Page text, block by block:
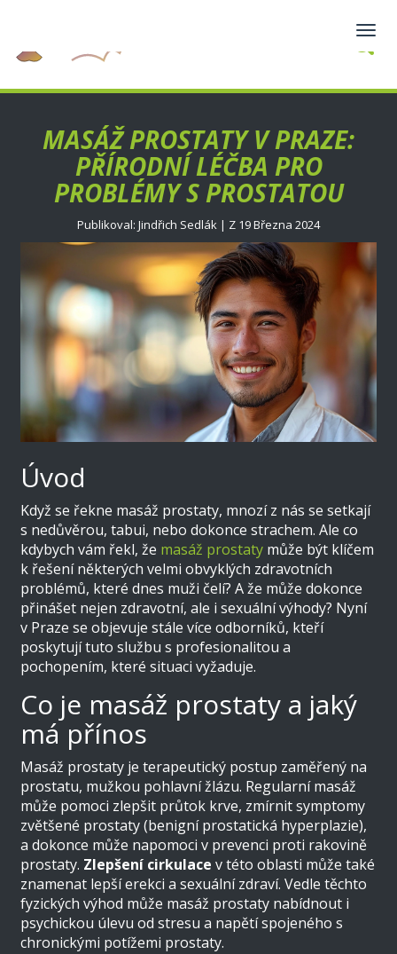
MASÁŽ PROSTATY V PRAZE:
PŘÍRODNÍ LÉČBA PRO
PROBLÉMY S PROSTATOU
Publikoval: Jindřich Sedlák | Z 19 Března 2024
Úvod
Když se řekne masáž prostaty, mnozí z nás se setkají
s nedůvěrou, tabui, nebo dokonce strachem. Ale co
kdybych vám řekl, že masáž prostaty může být klíčem
k řešení některých velmi obvyklých zdravotních
problémů, které dnes muži čelí? A že může dokonce
přinášet nejen zdravotní, ale i sexuální výhody? Nyní
v Praze se objevuje stále více odborníků, kteří
poskytují tuto službu s profesionalitou a
pochopením, které situaci vyžaduje.
Co je masáž prostaty a jaký
má přínos
Masáž prostaty je terapeutický postup zaměřený na
prostatu, mužkou pohlavní žlázu. Regularní masáž
může pomoci zlepšit průtok krve, zmírnit symptomy
zvětšené prostaty (benigní prostatická hyperplazie),
a dokonce může napomoci v prevenci proti rakovině
prostaty. Zlepšení cirkulace v této oblasti může také
znamenat lepší erekci a sexuální zdraví. Vedle těchto
fyzických výhod může masáž prostaty nabídnout i
psychickou úlevu od stresu a napětí spojeného s
chronickými potížemi prostaty.